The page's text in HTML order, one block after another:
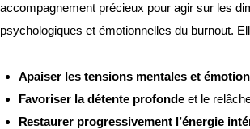
accompagnement précieux pour agir sur les
psychologiques et émotionnelles du burnout.
Apaiser les tensions mentales et
Favoriser la détente profonde et le
Restaurer progressivement l’énergie